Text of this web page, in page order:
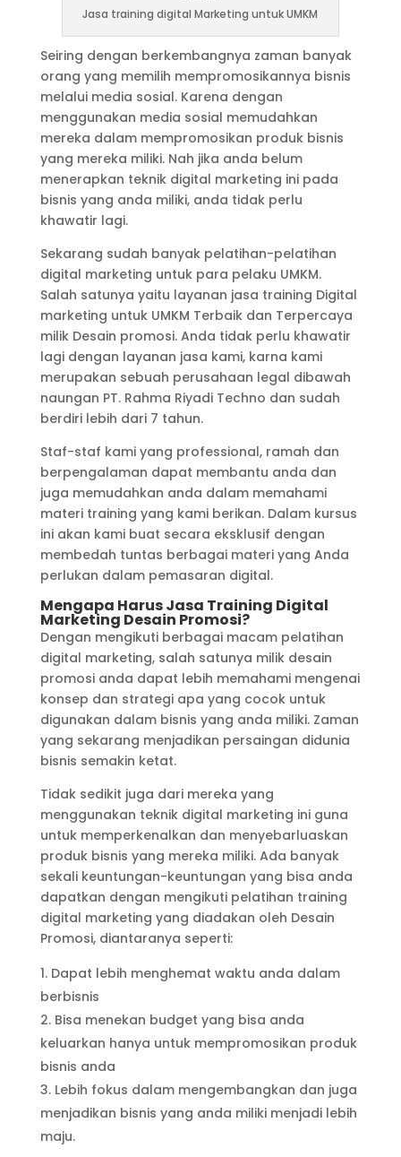
Jasa training digital Marketing untuk UMKM
Seiring dengan berkembangnya zaman banyak
orang yang memilih mempromosikannya bisnis
melalui media sosial. Karena dengan
menggunakan media sosial memudahkan
mereka dalam mempromosikan produk bisnis
yang mereka miliki. Nah jika anda belum
menerapkan teknik digital marketing ini pada
bisnis yang anda miliki, anda tidak perlu
khawatir lagi.
Sekarang sudah banyak pelatihan-pelatihan
digital marketing untuk para pelaku UMKM.
Salah satunya yaitu layanan jasa training Digital
marketing untuk UMKM Terbaik dan Terpercaya
milik Desain promosi. Anda tidak perlu khawatir
lagi dengan layanan jasa kami, karna kami
merupakan sebuah perusahaan legal dibawah
naungan PT. Rahma Riyadi Techno dan sudah
berdiri lebih dari 7 tahun.
Staf-staf kami yang professional, ramah dan
berpengalaman dapat membantu anda dan
juga memudahkan anda dalam memahami
materi training yang kami berikan. Dalam kursus
ini akan kami buat secara eksklusif dengan
membedah tuntas berbagai materi yang Anda
perlukan dalam pemasaran digital.
Mengapa Harus Jasa Training Digital
Marketing Desain Promosi?
Dengan mengikuti berbagai macam pelatihan
digital marketing, salah satunya milik desain
promosi anda dapat lebih memahami mengenai
konsep dan strategi apa yang cocok untuk
digunakan dalam bisnis yang anda miliki. Zaman
yang sekarang menjadikan persaingan didunia
bisnis semakin ketat.
Tidak sedikit juga dari mereka yang
menggunakan teknik digital marketing ini guna
untuk memperkenalkan dan menyebarluaskan
produk bisnis yang mereka miliki. Ada banyak
sekali keuntungan-keuntungan yang bisa anda
dapatkan dengan mengikuti pelatihan training
digital marketing yang diadakan oleh Desain
Promosi, diantaranya seperti:
Dapat lebih menghemat waktu anda dalam
berbisnis
Bisa menekan budget yang bisa anda
keluarkan hanya untuk mempromosikan produk
bisnis anda
Lebih fokus dalam mengembangkan dan juga
menjadikan bisnis yang anda miliki menjadi lebih
maju.